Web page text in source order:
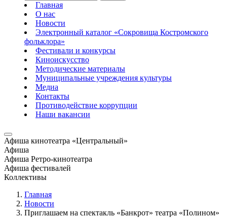
Главная
О нас
Новости
Электронный каталог «Сокровища Костромского
фольклора»
Фестивали и конкурсы
Киноискусство
Методические материалы
Муниципальные учреждения культуры
Медиа
Контакты
Противодействие коррупции
Наши вакансии
Афиша кинотеатра «Центральный»
Афиша
Афиша Ретро-кинотеатра
Афиша фестивалей
Коллективы
Главная
Новости
Приглашаем на спектакль «Банкрот» театра «Полином»